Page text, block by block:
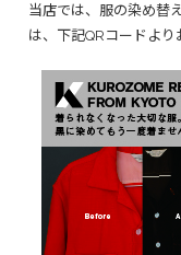
当店では、服の染め替
は、下記QRコードより